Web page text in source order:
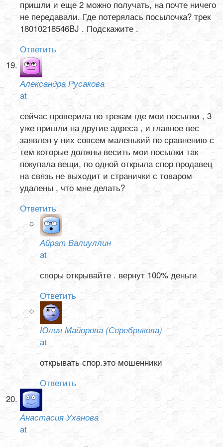
пришли и еще 2 можно получать, на почте ничего
не передавали. Где потерялась посылочка? трек
18010218546BJ . Подскажите .
Ответить
Александра Русакова
at
сейчас проверила по трекам где мои посылки , 3
уже пришли на другие адреса , и главное вес
заявлен у них совсем маленький по сравнению с
тем которые должны весить мои посылки так
покупала вещи, по одной открыла спор продавец
на связь не выходит и странички с товаром
удалены , что мне делать?
Ответить
Айрат Валиуллин
at
споры открывайте . вернут 100% деньги
Ответить
Юлия Майорова (Серебрякова)
at
открывать спор.это мошенники
Ответить
Анастасия Уханова
at